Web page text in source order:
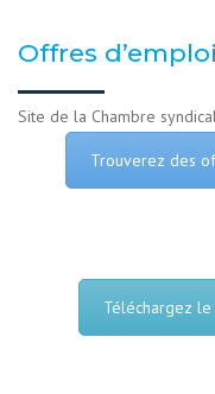
Offres
Site de la Chambre
Trouverez des
Téléchargez